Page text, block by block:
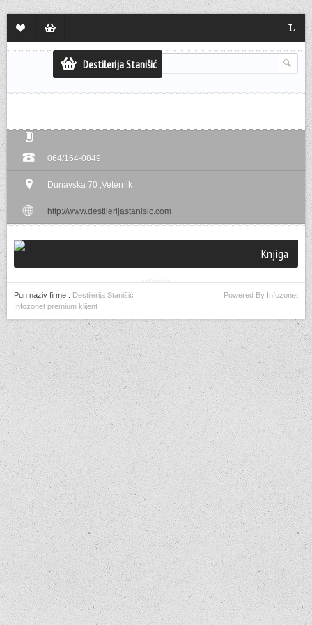
želja
korpe
Destilerija Stanišić
064/164-0849
Dunavska 70 ,Veternik
http://www.destilerijastanisic.com
Knjiga
utisaka
Powered By Infozonet
Pun naziv firme : Destilerija Stanišić
Infozonet premium klijent